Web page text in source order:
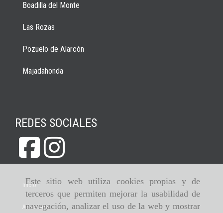
Este sitio web utiliza cookies propias y de
terceros que permiten mejorar la usabilidad de
navegación, analizar el uso de la web y mostrar
Boadilla del Monte
Las Rozas
Pozuelo de Alarcón
Majadahonda
REDES SOCIALES
Inicio
Aviso legal